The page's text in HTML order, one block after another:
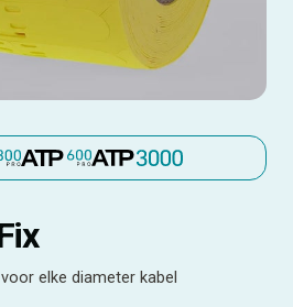
elke diameter kabel